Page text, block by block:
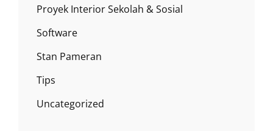
Proyek Interior Sekolah & Sosial
Software
Stan Pameran
Tips
Uncategorized